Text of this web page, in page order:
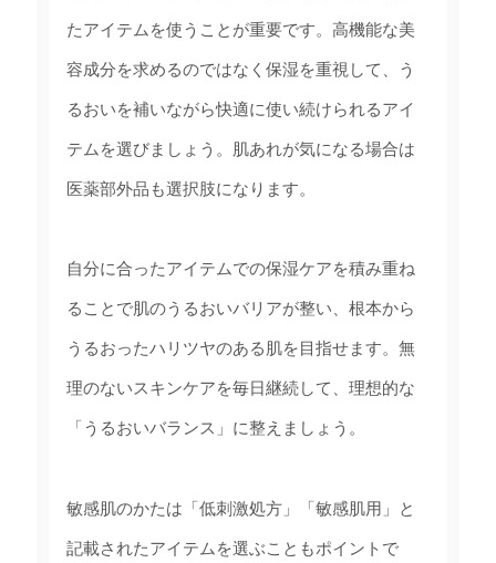
たアイテムを使うことが重要です。高機能な美
容成分を求めるのではなく保湿を重視して、う
るおいを補いながら快適に使い続けられるアイ
テムを選びましょう。肌あれが気になる場合は
医薬部外品も選択肢になります。
自分に合ったアイテムでの保湿ケアを積み重ね
ることで肌のうるおいバリアが整い、根本から
うるおったハリツヤのある肌を目指せます。無
理のないスキンケアを毎日継続して、理想的な
「うるおいバランス」に整えましょう。
敏感肌のかたは「低刺激処方」「敏感肌用」と
記載されたアイテムを選ぶこともポイントで